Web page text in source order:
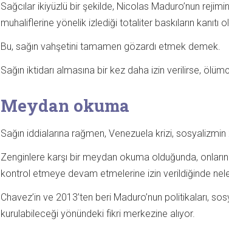
Sağcılar ikiyüzlü bir şekilde, Nicolas Maduro’nun
muhaliflerine yönelik izlediği totaliter baskıların kanıtı
Bu, sağın vahşetini tamamen gözardı etmek demek.
Sağın iktidarı almasına bir kez daha izin verilirse,
Meydan okuma
Sağın iddialarına rağmen, Venezuela krizi, sosyalizmin
Zenginlere karşı bir meydan okuma olduğunda,
kontrol etmeye devam etmelerine izin verildiğinde
Chavez’in ve 2013’ten beri Maduro’nun politikaları,
kurulabileceği yönündeki fikri merkezine alıyor.